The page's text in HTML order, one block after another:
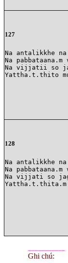
127
Na antalikkhe na
Na
Na vijjatii so
128
Na antalikkhe na
Na
Na vijjati so
Yattha.t.thita.m
Ghi chú: